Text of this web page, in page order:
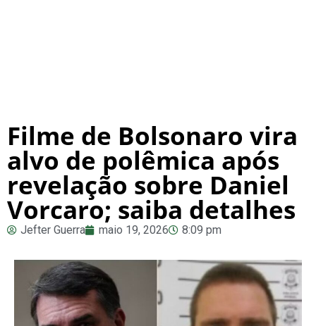
Filme de Bolsonaro vira
alvo de polêmica após
revelação sobre Daniel
Vorcaro; saiba detalhes
Jefter Guerra maio 19, 2026 8:09 pm